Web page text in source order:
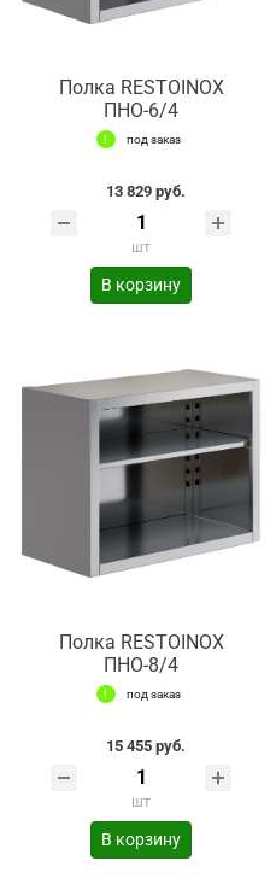
Полка RESTOINOX
ПНО-6/4
под заказ
13 829 руб.
шт
В корзину
Полка RESTOINOX
ПНО-8/4
под заказ
15 455 руб.
шт
В корзину